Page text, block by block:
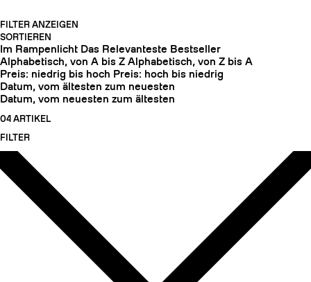
HARSCHEISEN
FILTER ANZEIGEN
SORTIEREN
Im Rampenlicht Das Relevanteste Bestseller
Alphabetisch, von A bis Z Alphabetisch, von Z bis A
Preis: niedrig bis hoch Preis: hoch bis niedrig
Datum, vom ältesten zum neuesten
Datum, vom neuesten zum ältesten
04 ARTIKEL
FILTER